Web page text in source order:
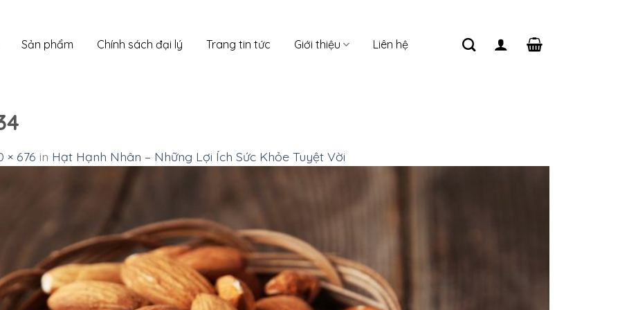
Sản phẩm Chính sách đại lý Trang tin tức Giới thiệu Liên hệ
× 676 in Hạt Hạnh Nhân – Những Lợi Ích Sức Khỏe Tuyệt Vời